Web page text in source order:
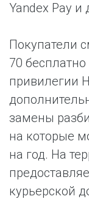
Yandex Pay и
Покупатели
70
привилегии
замены
на которые
на год. На
курьерской